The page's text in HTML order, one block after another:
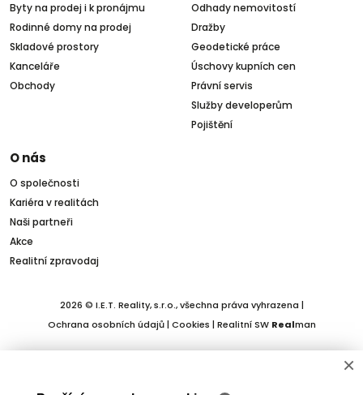
Byty na prodej i k pronájmu
Rodinné domy na prodej
Skladové prostory
Kanceláře
Obchody
Odhady nemovitostí
Dražby
Geodetické práce
Úschovy kupních cen
Právní servis
Služby developerům
Pojištění
O nás
O společnosti
Kariéra v realitách
Naši partneři
Akce
Realitní zpravodaj
2026 © I.E.T. Reality, s.r.o., všechna práva vyhrazena |
Ochrana osobních údajů| Cookies | Realitní SW Realman
×